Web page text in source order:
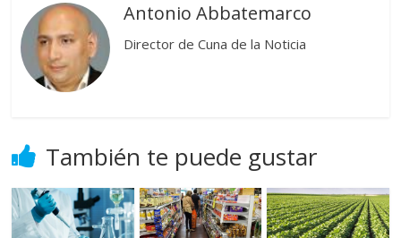
Antonio Abbatemarco
Director de Cuna de la Noticia
También te puede gustar